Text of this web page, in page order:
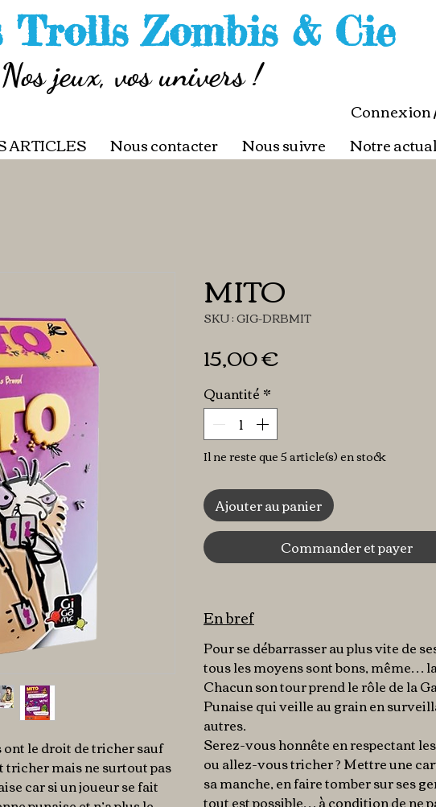
Trolls Zombis & Cie
Nos jeux, vos univers !
Connexion
ARTICLES Nous contacter Nous suivre Notre
ont le droit de tricher sauf
tricher mais ne surtout pas
car si un joueur se fait
MITO
SKU : GIG-DRBMIT
15,00 €Prix
Quantité *
Il ne reste que 5 article(s) en stock
Ajouter au panier
Commander et payer
En bref
Pour se débarrasser au plus vite de
tous les moyens sont bons, même…
Chacun son tour prend le rôle de la
Punaise qui veille au grain en
autres.
Serez-vous honnête en respectant
ou allez-vous tricher ? Mettre une
sa manche, en faire tomber sur ses
tout est possible… à condition de ne